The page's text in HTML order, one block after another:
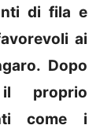
di fila e
ai
Dopo
proprio
come i